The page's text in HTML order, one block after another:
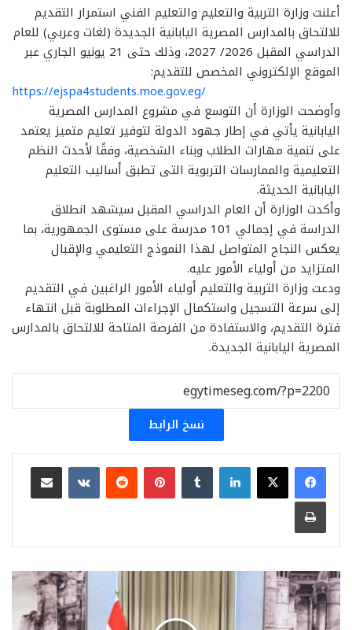
أعلنت وزارة التربية والتعليم والتعليم الفني استمرار التقديم
للالتحاق بالمدارس المصرية اليابانية الجديدة (لغات وعربي) للعام
الدراسي المقبل 2026/ 2027، وذلك حتى 21 يونيو الجاري عبر
الموقع الإلكتروني المخصص للتقديم:
https://ejspa4students.moe.gov.eg/
وأوضحت الوزارة أن التوسع في مشروع المدارس المصرية
اليابانية يأتي في إطار جهود الدولة لتوفير تعليم متميز يعتمد
على تنمية مهارات الطلاب وبناء الشخصية، وفقًا لأحدث النظم
التعليمية والممارسات التربوية التى تطبق أساليب التعليم
اليابانية الحديثة.
وأكدت الوزارة أن العام الدراسي المقبل سيشهد انطلاق
الدراسة في إجمالي 101 مدرسة على مستوى الجمهورية، بما
يعكس النجاح المتواصل لهذا النموذج التعليمي والإقبال
المتزايد من أولياء الأمور عليه.
ودعت وزارة التربية والتعليم أولياء الأمور الراغبين في التقديم
إلى سرعة التسجيل واستكمال الإجراءات المطلوبة قبل انتهاء
فترة التقديم، والاستفادة من الفرصة المتاحة للالتحاق بالمدارس
المصرية اليابانية الجديدة.
نسخ الرابط
لينكدإن بينتيريست
مشاركة عبر البريد
طباعة
رئيس
الوزراء
يتابع